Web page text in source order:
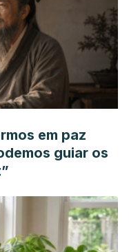
em paz
guiar os